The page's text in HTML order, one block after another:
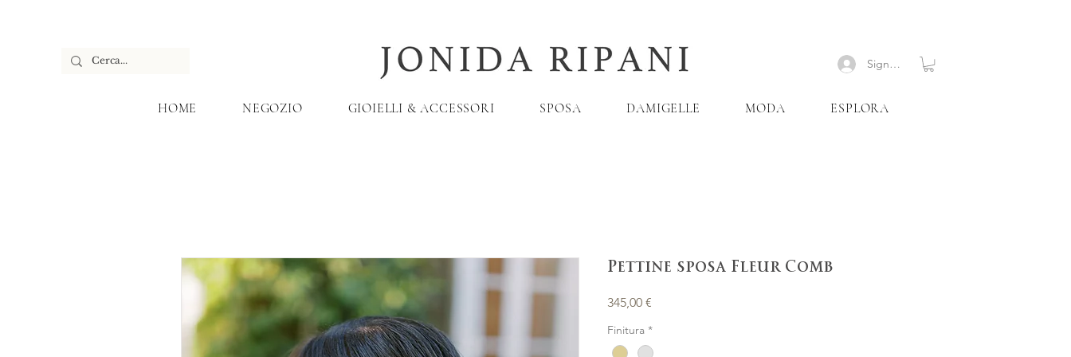
Signup
HOME NEGOZIO GIOIELLI & ACCESSORI SPOSA DAMIGELLE MODA ESPLORA
Pettine sposa Fleur Comb
345,00 €
Finitura *